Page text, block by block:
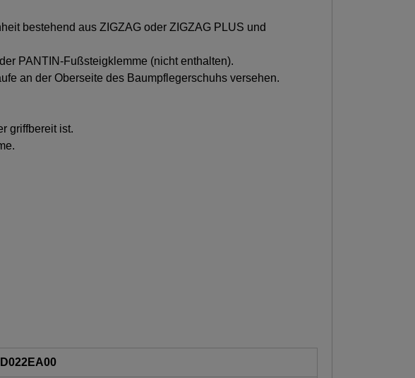
bestehend aus ZIGZAG oder ZIGZAG PLUS und
PANTIN-Fußsteigklemme (nicht enthalten).
an der Oberseite des Baumpflegerschuhs versehen.
griffbereit ist.
D022EA00